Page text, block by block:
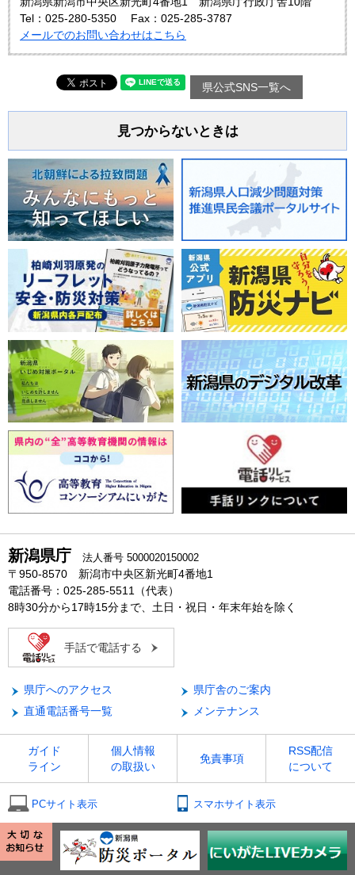
Tel：025-280-5350
Fax：025-285-3787
メールでのお問い合わせはこちら
県公式SNS一覧へ
見つからないときは
新潟県庁 法人番号 5000020150002
〒950-8570 新潟市中央区新光町4番地1
電話番号：025-285-5511（代表）
8時30分から17時15分まで、土日・祝日・年末年始を除く
手話で電話する
県庁へのアクセス
県庁舎のご案内
直通電話番号一覧
メンテナンス
ガイド
ライン
個人情報
の取扱い
免責事項
RSS配信
について
PCサイト表示 スマホサイト表示